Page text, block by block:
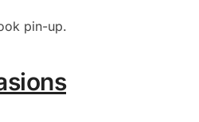
pin-up.